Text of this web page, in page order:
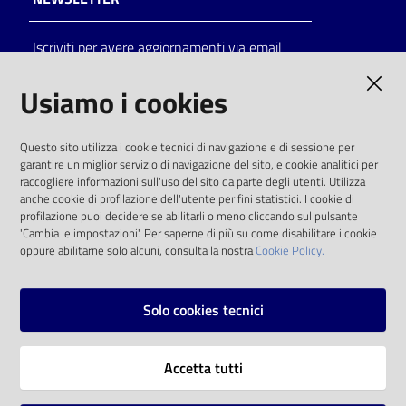
on line
Eventi
Chiedi al
bibliotecario
Avvisi
Orari
Iscriviti per avere aggiornamenti via email
solo alle condizioni previste dalla direttiva
comunitaria 2003/98/CE e dal d.lgs. 36/2006
SOCIAL
Instagram
Vai alla pagina
Usiamo i cookies
Questo sito utilizza i cookie tecnici di navigazione e di sessione per
garantire un miglior servizio di navigazione del sito, e cookie analitici per
raccogliere informazioni sull'uso del sito da parte degli utenti. Utilizza
anche cookie di profilazione dell'utente per fini statistici. I cookie di
profilazione puoi decidere se abilitarli o meno cliccando sul pulsante
'Cambia le impostazioni'. Per saperne di più su come disabilitare i cookie
oppure abilitarne solo alcuni, consulta la nostraCookie Policy.
Solo cookies tecnici
Accetta tutti